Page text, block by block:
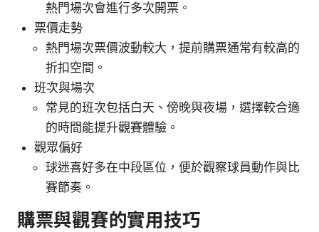
熱門場次會進行多次開票。
票價走勢
熱門場次票價波動較大，提前購票通常有較高的
折扣空間。
班次與場次
常見的班次包括白天、傍晚與夜場，選擇較合適
的時間能提升觀賽體驗。
觀眾偏好
球迷喜好多在中段區位，便於觀察球員動作與比
賽節奏。
購票與觀賽的實用技巧